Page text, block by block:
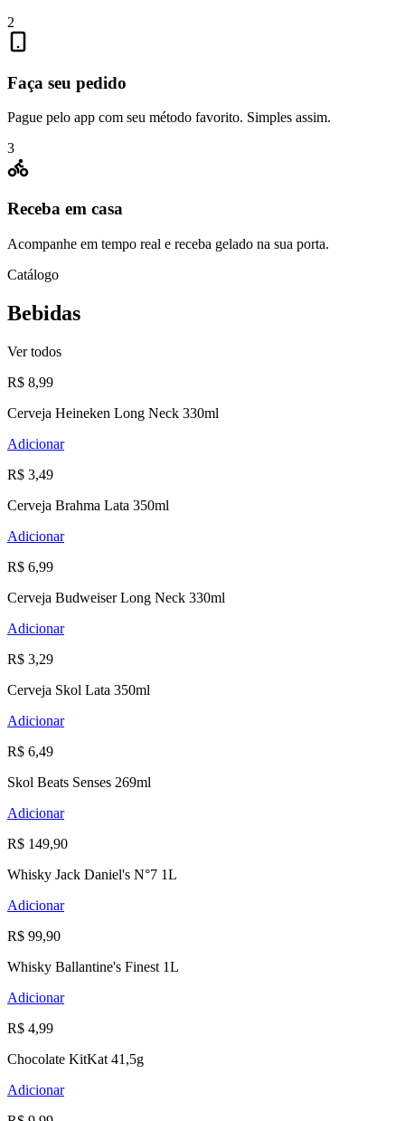
2
Faça seu pedido
Pague pelo app com seu método favorito. Simples assim.
3
Receba em casa
Acompanhe em tempo real e receba gelado na sua porta.
Catálogo
Bebidas
Ver todos
R$ 8,99
Cerveja Heineken Long Neck 330ml
Adicionar
R$ 3,49
Cerveja Brahma Lata 350ml
Adicionar
R$ 6,99
Cerveja Budweiser Long Neck 330ml
Adicionar
R$ 3,29
Cerveja Skol Lata 350ml
Adicionar
R$ 6,49
Skol Beats Senses 269ml
Adicionar
R$ 149,90
Whisky Jack Daniel's N°7 1L
Adicionar
R$ 99,90
Whisky Ballantine's Finest 1L
Adicionar
R$ 4,99
Chocolate KitKat 41,5g
Adicionar